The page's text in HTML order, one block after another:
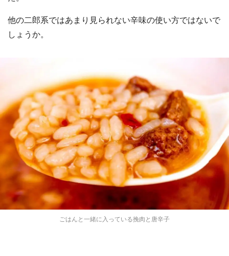
選択する
他の二郎系ではあまり見られない辛味の使い方ではないで
しょうか。
ごはんと一緒に入っている挽肉と唐辛子